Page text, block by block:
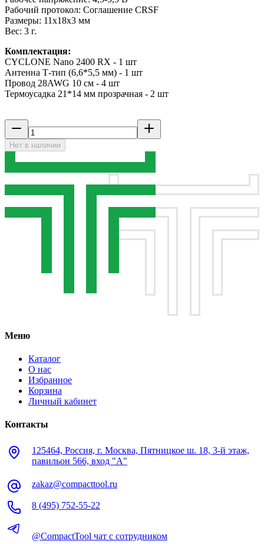
Рабочий протокол: Соглашение CRSF
Размеры: 11x18x3 мм
Вес: 3 г.
Комплектация:
CYCLONE Nano 2400 RX - 1 шт
Антенна Т-тип (6,6*5,5 мм) - 1 шт
Провод 28AWG 10 см - 4 шт
Термоусадка 21*14 мм прозрачная - 2 шт
Нет в наличии
Меню
Каталог
О нас
Избранное
Корзина
Личный кабинет
Контакты
125464, Россия, г. Москва, Пятницкое ш. 18, 3-й этаж,
павильон 566, вход "А"
zakaz@compacttool.ru
8 (495) 752-55-22
@CompactTool чат с сотрудником